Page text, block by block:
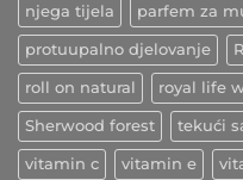
njega tijela parfem za
protuupalno djelovanje
roll on natural royal life
Sherwood forest tekući
vitamin c vitamin e